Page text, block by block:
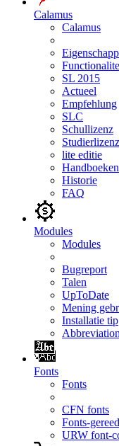
Calamus
Calamus
SL 2015
Actueel
Empfehlung
SLC
Schullizenz
Studierlizenz
lite editie
Handboeken
Historie
FAQ
Modules
Modules
Bugreport
Talen
UpToDate
Mening
Installatie tip
Fonts
Fonts
CFN fonts
Fonts-
URW font-